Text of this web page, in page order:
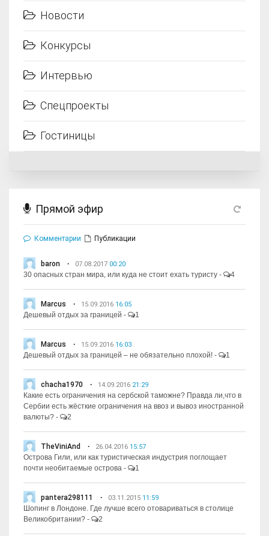
Новости
Конкурсы
Интервью
Спецпроекты
Гостиницы
Прямой эфир
Комментарии Публикации
baron 07.08.2017 00:20
30 опасных стран мира, или куда не стоит ехать туристу - 4
Marcus 15.09.2016 16:05
Дешевый отдых за границей - 1
Marcus 15.09.2016 16:03
Дешевый отдых за границей – не обязательно плохой! - 1
chacha1970 14.09.2016 21:29
Какие есть ограничения на сербской таможне? Правда ли,что в
Сербии есть жёсткие ограничения на ввоз и вывоз иностранной
валюты? - 2
TheViniAnd 26.04.2016 15:57
Острова Гили, или как туристическая индустрия поглощает
почти необитаемые острова - 1
pantera298111 03.11.2015 11:59
Шопинг в Лондоне. Где лучше всего отовариваться в столице
Великобритании? - 2